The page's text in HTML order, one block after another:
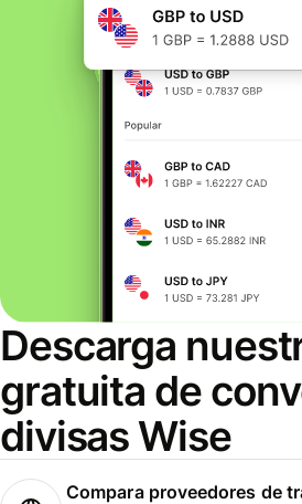
Descarga
gratuita de
divisas Wise
Compara proveedores de